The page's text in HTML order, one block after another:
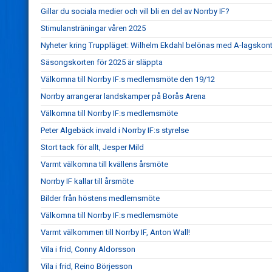
Gillar du sociala medier och vill bli en del av Norrby IF?
Stimulansträningar våren 2025
Nyheter kring Truppläget: Wilhelm Ekdahl belönas med A-
Säsongskorten för 2025 är släppta
Välkomna till Norrby IF:s medlemsmöte den 19/12
Norrby arrangerar landskamper på Borås Arena
Välkomna till Norrby IF:s medlemsmöte
Peter Algebäck invald i Norrby IF:s styrelse
Stort tack för allt, Jesper Mild
Varmt välkomna till kvällens årsmöte
Norrby IF kallar till årsmöte
Bilder från höstens medlemsmöte
Välkomna till Norrby IF:s medlemsmöte
Varmt välkommen till Norrby IF, Anton Wall!
Vila i frid, Conny Aldorsson
Vila i frid, Reino Börjesson